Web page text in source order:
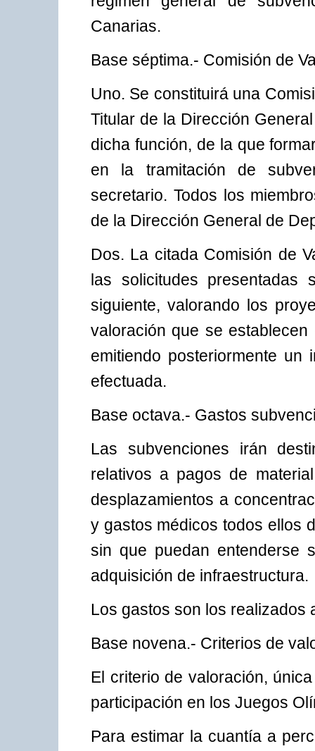
Canarias.
Base séptima.- Comisión de
Uno. Se constituirá una
Titular de la Dirección
dicha función, de la que
en la tramitación de
secretario. Todos los
de la Dirección General de
Dos. La citada Comisión de
las solicitudes
siguiente, valorando los
valoración que se
emitiendo posteriormente
efectuada.
Base octava.- Gastos
Las subvenciones irán
relativos a pagos de
desplazamientos a
y gastos médicos todos ellos
sin que puedan entenderse
adquisición de infraestructura.
Los gastos son los realizados
Base novena.- Criterios de
El criterio de valoración,
participación en los Juegos
Para estimar la cuantía a